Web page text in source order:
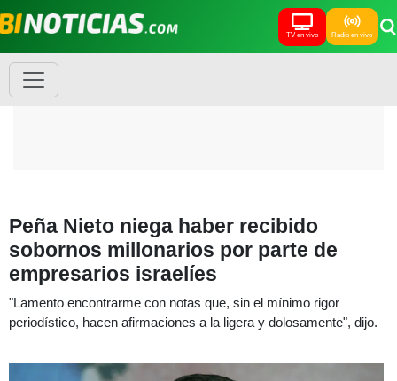
TV en vivo Radio en vivo
Peña Nieto niega haber recibido
sobornos millonarios por parte de
empresarios israelíes
"Lamento encontrarme con notas que, sin el mínimo rigor
periodístico, hacen afirmaciones a la ligera y dolosamente", dijo.